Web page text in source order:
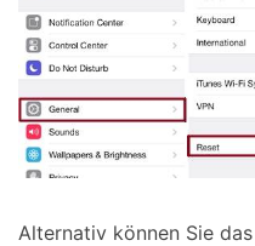
Alternativ können Sie